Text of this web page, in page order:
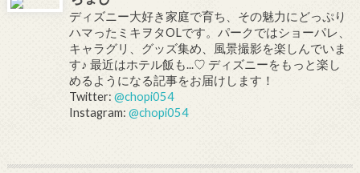
ディズニー大好き家庭で育ち、その魅力にどっぷり
ハマったミキヲタOLです。パークではショーパレ、
キャラグリ、グッズ集め、風景撮影を楽しんでいま
す♪ 最近はホテル飯も...♡ ディズニーをもっと楽し
めるようになる記事をお届けします！
Twitter:@chopi054
Instagram:@chopi054